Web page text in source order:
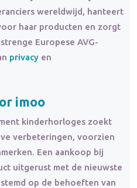
wereldwijd, hanteert
haar producten en zorgt
Europese AVG-
privacy en
imoo
kinderhorloges zoekt
verbeteringen, voorzien
Een aankoop bij
uitgerust met de nieuwste
op de behoeften van